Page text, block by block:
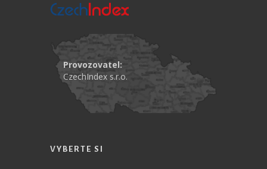
Provozovatel:
CzechIndex s.r.o.
VYBERTE SI